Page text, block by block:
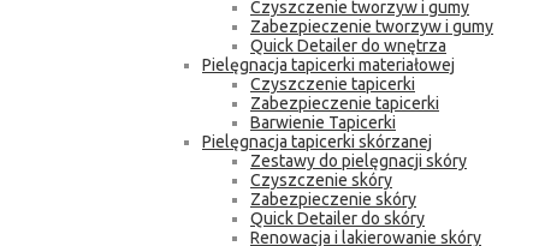
Czyszczenie tworzyw i gumy
Zabezpieczenie tworzyw i gumy
Quick Detailer do wnętrza
Pielęgnacja tapicerki materiałowej
Czyszczenie tapicerki
Zabezpieczenie tapicerki
Barwienie Tapicerki
Pielęgnacja tapicerki skórzanej
Zestawy do pielęgnacji skóry
Czyszczenie skóry
Zabezpieczenie skóry
Quick Detailer do skóry
Renowacja i lakierowanie skóry